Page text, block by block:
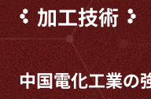
加工技術
中国電化工業の